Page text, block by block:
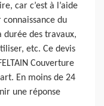
car c’est à l’aide
du
durée des travaux,
etc. Ce devis
Couverture
En moins de 24
une réponse